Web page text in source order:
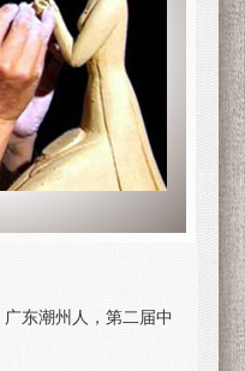
东潮州人，第二届中